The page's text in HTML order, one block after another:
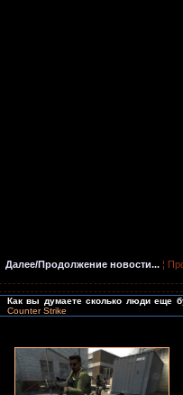
Далее/Продолжение новости... ¦
Как вы думаете сколько люди еще
Counter Strike